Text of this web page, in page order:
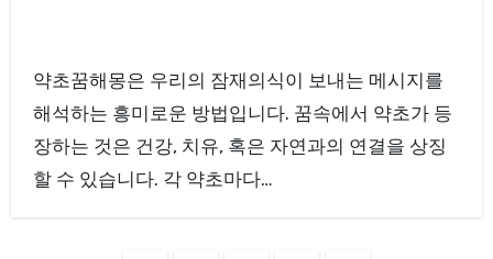
약초꿈해몽은 우리의 잠재의식이 보내는 메시지를
해석하는 흥미로운 방법입니다. 꿈속에서 약초가 등
장하는 것은 건강, 치유, 혹은 자연과의 연결을 상징
할 수 있습니다. 각 약초마다…